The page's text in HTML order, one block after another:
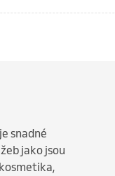
snadné
jako jsou